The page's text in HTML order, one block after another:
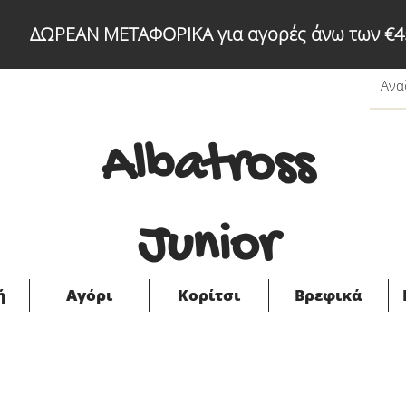
ΔΩΡΕΑΝ ΜΕΤΑΦΟΡΙΚΑ για αγορές άνω των
Albatross
Junior
Αγόρι Κορίτσι Βρεφικά